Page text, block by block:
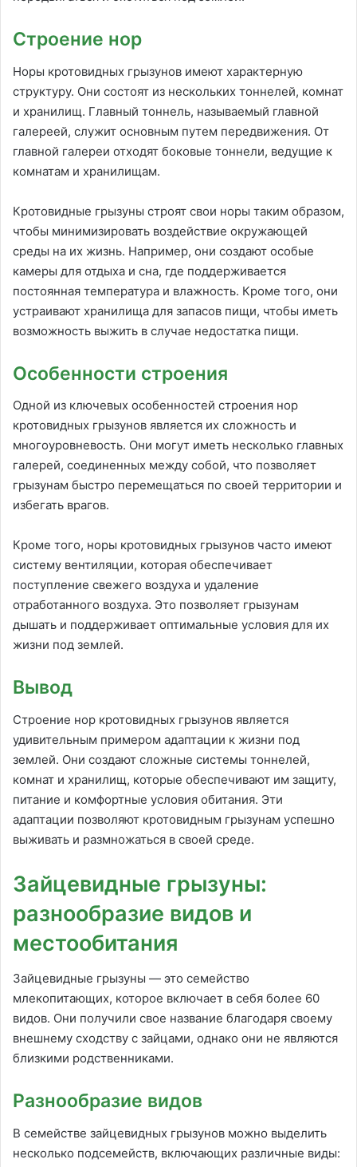
Строение нор
Норы кротовидных грызунов имеют характерную
структуру. Они состоят из нескольких тоннелей, комнат
и хранилищ. Главный тоннель, называемый главной
галереей, служит основным путем передвижения. От
главной галереи отходят боковые тоннели, ведущие к
комнатам и хранилищам.
Кротовидные грызуны строят свои норы таким образом,
чтобы минимизировать воздействие окружающей
среды на их жизнь. Например, они создают особые
камеры для отдыха и сна, где поддерживается
постоянная температура и влажность. Кроме того, они
устраивают хранилища для запасов пищи, чтобы иметь
возможность выжить в случае недостатка пищи.
Особенности строения
Одной из ключевых особенностей строения нор
кротовидных грызунов является их сложность и
многоуровневость. Они могут иметь несколько главных
галерей, соединенных между собой, что позволяет
грызунам быстро перемещаться по своей территории и
избегать врагов.
Кроме того, норы кротовидных грызунов часто имеют
систему вентиляции, которая обеспечивает
поступление свежего воздуха и удаление
отработанного воздуха. Это позволяет грызунам
дышать и поддерживает оптимальные условия для их
жизни под землей.
Вывод
Строение нор кротовидных грызунов является
удивительным примером адаптации к жизни под
землей. Они создают сложные системы тоннелей,
комнат и хранилищ, которые обеспечивают им защиту,
питание и комфортные условия обитания. Эти
адаптации позволяют кротовидным грызунам успешно
выживать и размножаться в своей среде.
Зайцевидные грызуны:
разнообразие видов и
местообитания
Зайцевидные грызуны — это семейство
млекопитающих, которое включает в себя более 60
видов. Они получили свое название благодаря своему
внешнему сходству с зайцами, однако они не являются
близкими родственниками.
Разнообразие видов
В семействе зайцевидных грызунов можно выделить
несколько подсемейств, включающих различные виды: